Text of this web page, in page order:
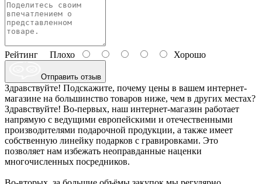
Рейтинг Плохо Хорошо
Отправить отзыв
Здравствуйте! Подскажите, почему цены в вашем интернет-
магазине на большинство товаров ниже, чем в других местах?
Здравствуйте! Во-первых, наш интернет-магазин работает
напрямую с ведущими европейскими и отечественными
производителями подарочной продукции, а также имеет
собственную линейку подарков с гравировками. Это
позволяет нам избежать неоправданные наценки
многочисленных посредников.